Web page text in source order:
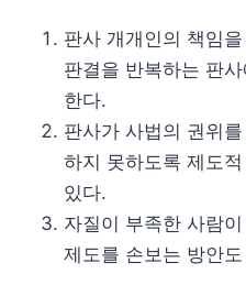
판사 개개인의 책임
판결을 반복하는 판
한다.
판사가 사법의 권위
하지 못하도록 제도
있다.
자질이 부족한 사람
제도를 손보는 방안